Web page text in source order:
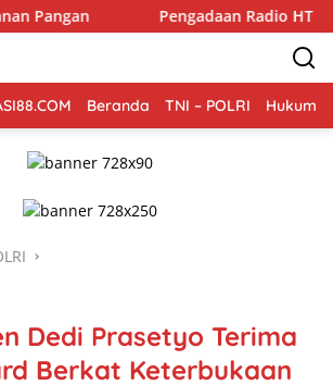
Pengadaan Radio HT di 66 Desa
Beranda TNI – POLRI Hukum
Dedi Prasetyo Terima
Berkat Keterbukaan